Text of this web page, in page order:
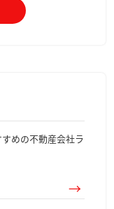
めの不動産会社ラ